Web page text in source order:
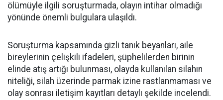
ölümüyle ilgili soruşturmada, olayın intihar olmadığı
yönünde önemli bulgulara ulaşıldı.
Soruşturma kapsamında gizli tanık beyanları, aile
bireylerinin çelişkili ifadeleri, şüphelilerden birinin
elinde atış artığı bulunması, olayda kullanılan silahın
niteliği, silah üzerinde parmak izine rastlanmaması ve
olay sonrası iletişim kayıtları detaylı şekilde incelendi.